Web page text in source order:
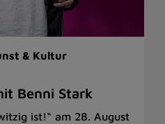
& Kultur
Benni Stark
ist!“ am 28. August